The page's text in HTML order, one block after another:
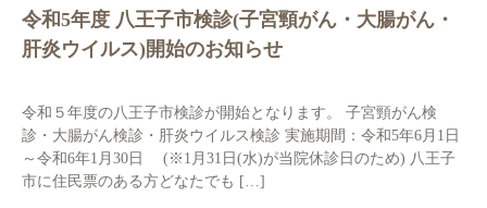
令和5年度 八王子市検診(子宮頸がん・大腸がん・
肝炎ウイルス)開始のお知らせ
令和５年度の八王子市検診が開始となります。 子宮頸がん検
診・大腸がん検診・肝炎ウイルス検診 実施期間：令和5年6月1日
～令和6年1月30日 (※1月31日(水)が当院休診日のため) 八王子
市に住民票のある方どなたでも […]